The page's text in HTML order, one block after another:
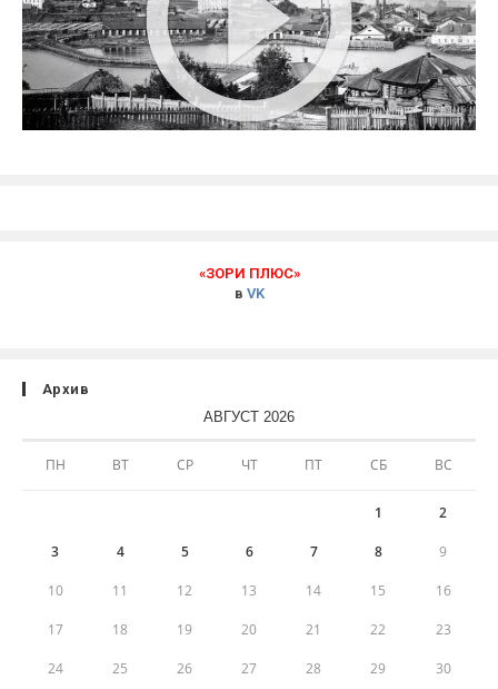
«ЗОРИ ПЛЮС»
в VK
Архив
АВГУСТ 2026
ПН ВТ СР ЧТ ПТ СБ ВС
1 2
3 4 5 6 7 8 9
10 11 12 13 14 15 16
17 18 19 20 21 22 23
24 25 26 27 28 29 30